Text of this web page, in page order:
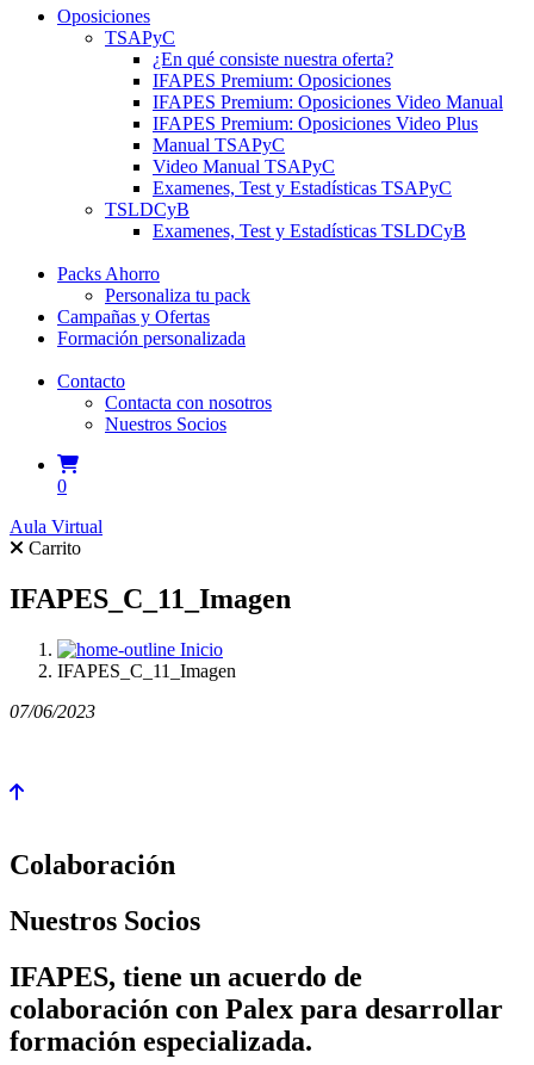
Oposiciones
TSAPyC
¿En qué consiste nuestra oferta?
IFAPES Premium: Oposiciones
IFAPES Premium: Oposiciones Video Manual
IFAPES Premium: Oposiciones Video Plus
Manual TSAPyC
Video Manual TSAPyC
Examenes, Test y Estadísticas TSAPyC
TSLDCyB
Examenes, Test y Estadísticas TSLDCyB
Packs Ahorro
Personaliza tu pack
Campañas y Ofertas
Formación personalizada
Contacto
Contacta con nosotros
Nuestros Socios
0
Aula Virtual
Carrito
IFAPES_C_11_Imagen
Inicio
IFAPES_C_11_Imagen
07/06/2023
Colaboración
Nuestros Socios
IFAPES, tiene un acuerdo de
colaboración con Palex para desarrollar
formación especializada.